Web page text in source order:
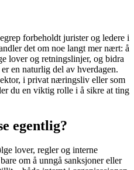
forbeholdt jurister og ledere i
det om noe langt mer nært: å
lover og retningslinjer, og bidra
en naturlig del av hverdagen.
i privat næringsliv eller som
du en viktig rolle i å sikre at ting
egentlig?
lover, regler og interne
om å unngå sanksjoner eller